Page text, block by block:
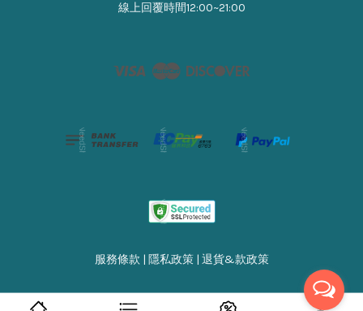
線上回覆時間12:00~21:00
Visa Master
服務條款| 隱私政策| 退貨&款政策